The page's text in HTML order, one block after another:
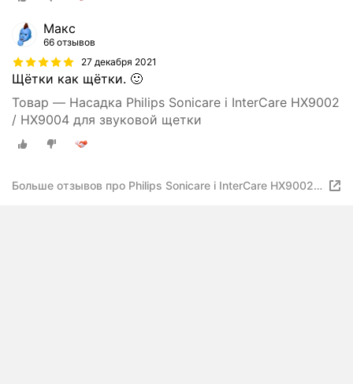
Макс
66 отзывов
27 декабря 2021
Щётки как щётки. 🙂
Товар — Насадка Philips Sonicare i InterCare HX9002
/ HX9004 для звуковой щетки
Больше отзывов про Philips Sonicare i InterCare HX9002 /